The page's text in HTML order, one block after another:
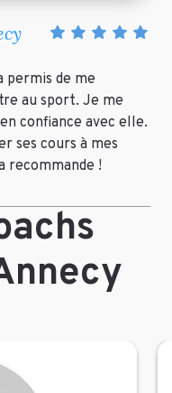
permis de me
au sport. Je me
confiance avec elle.
ses cours à mes
recommande !